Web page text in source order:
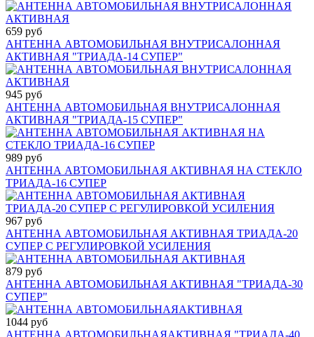
659 руб
АНТЕННА АВТОМОБИЛЬНАЯ ВНУТРИСАЛОННАЯ
АКТИВНАЯ "ТРИАДА-14 СУПЕР"
945 руб
АНТЕННА АВТОМОБИЛЬНАЯ ВНУТРИСАЛОННАЯ
АКТИВНАЯ "ТРИАДА-15 СУПЕР"
989 руб
АНТЕННА АВТОМОБИЛЬНАЯ АКТИВНАЯ НА СТЕКЛО
ТРИАДА-16 СУПЕР
967 руб
АНТЕННА АВТОМОБИЛЬНАЯ АКТИВНАЯ ТРИАДА-20
СУПЕР С РЕГУЛИРОВКОЙ УСИЛЕНИЯ
879 руб
АНТЕННА АВТОМОБИЛЬНАЯ АКТИВНАЯ "ТРИАДА-30
СУПЕР"
1044 руб
АНТЕННА АВТОМОБИЛЬНАЯАКТИВНАЯ "ТРИАДА-40